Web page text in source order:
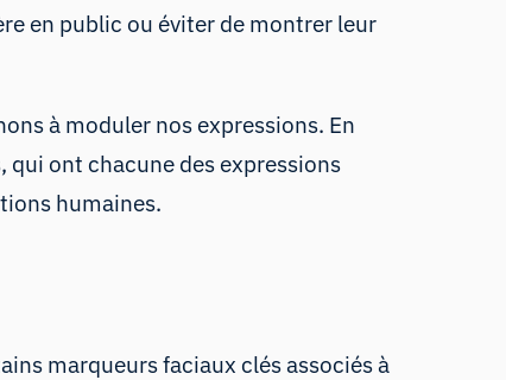
en public ou éviter de montrer leur
à moduler nos expressions. En
qui ont chacune des expressions
humaines.
marqueurs faciaux clés associés à